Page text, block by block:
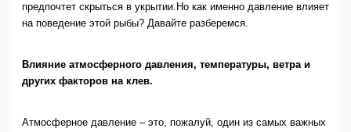
предпочтет скрыться в укрытии.Но как именно давление влияет
на поведение этой рыбы? Давайте разберемся.
Влияние атмосферного давления, температуры, ветра и
других факторов на клев.
Атмосферное давление – это, пожалуй, один из самых важных